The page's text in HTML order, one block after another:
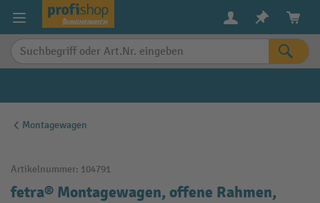
springen
Montagewagen
Artikelnummer: 104791
fetra® Montagewagen, offene Rahmen,